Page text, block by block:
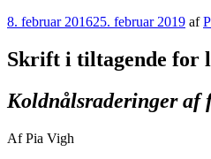
Videre
indhold
Udgivet
8. februar 201625. februar 2019 af
Skrift i tiltagende for
Koldnålsraderinger af
Af Pia Vigh